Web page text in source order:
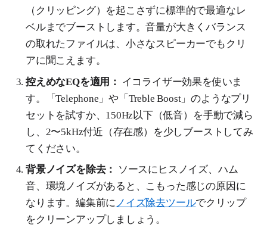
（クリッピング）を起こさずに標準的で最適なレ
ベルまでブーストします。音量が大きくバランス
の取れたファイルは、小さなスピーカーでもクリ
アに聞こえます。
控えめなEQを適用： イコライザー効果を使いま
す。「Telephone」や「Treble Boost」のようなプリ
セットを試すか、150Hz以下（低音）を手動で減ら
し、2〜5kHz付近（存在感）を少しブーストしてみ
てください。
背景ノイズを除去：
ソースにヒスノイズ、ハム
音、環境ノイズがあると、こもった感じの原因に
なります。編集前に ノイズ除去ツールでクリップ
をクリーンアップしましょう。